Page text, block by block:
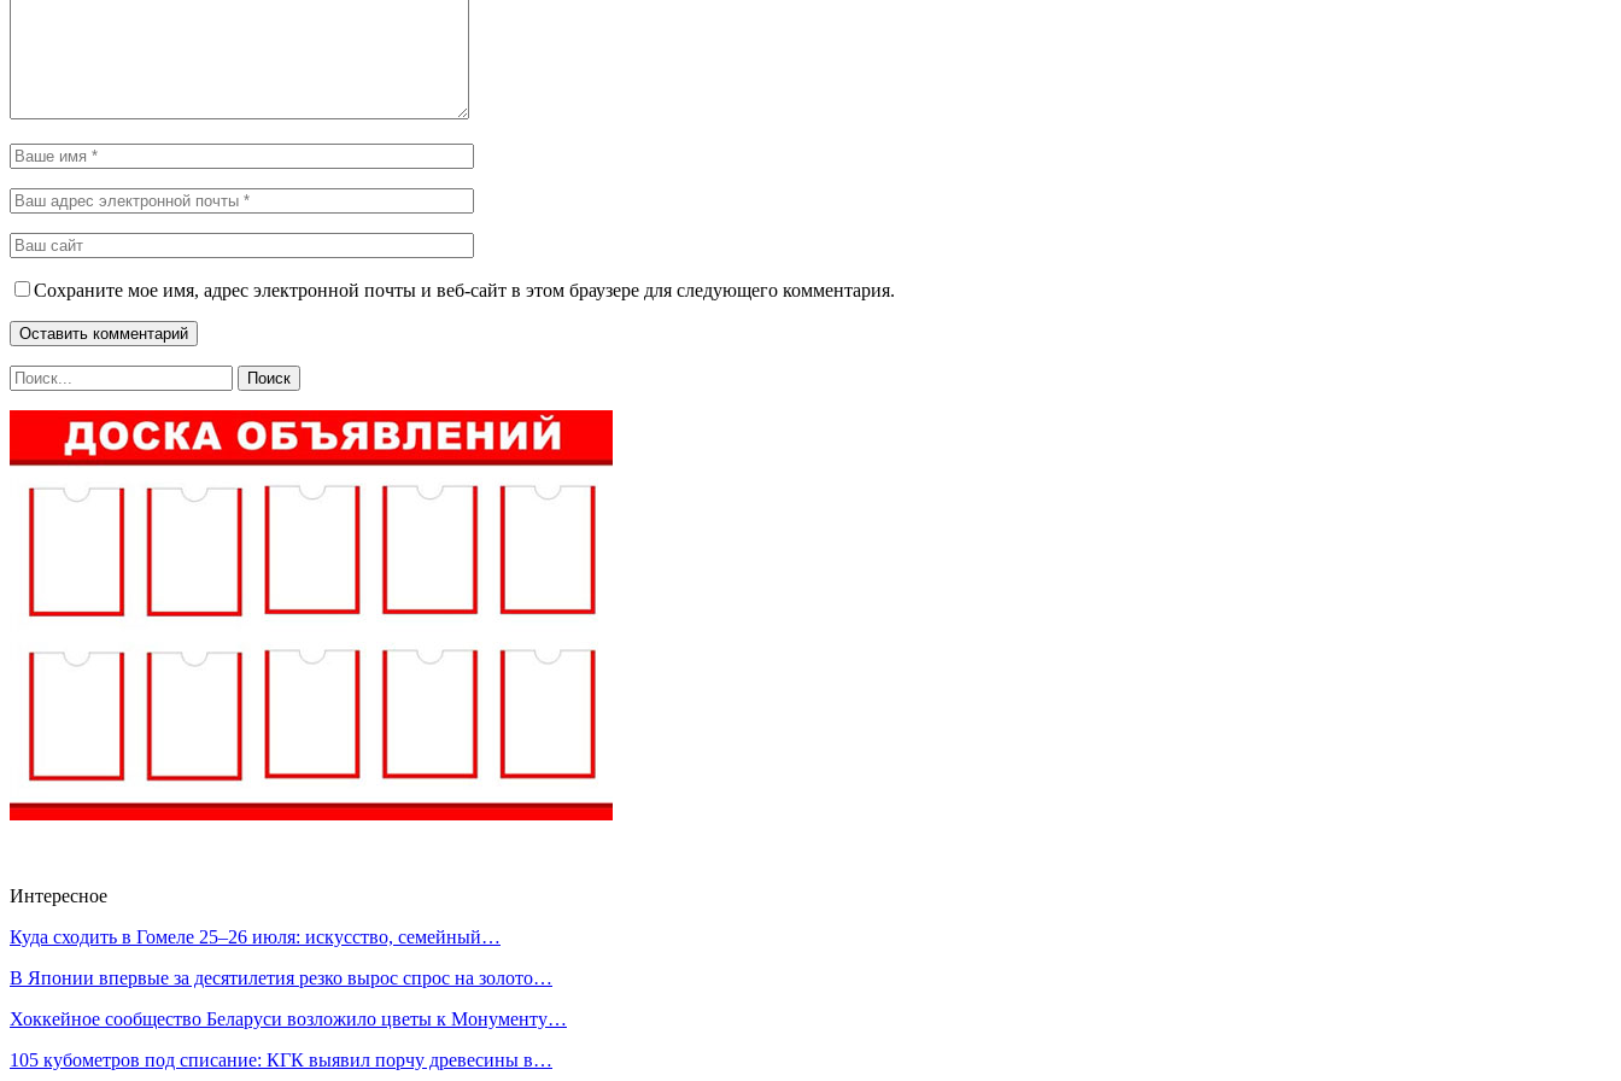
Сохраните мое имя, адрес электронной почты и веб-сайт в этом браузере для следующего комментария.
Интересное
Куда сходить в Гомеле 25–26 июля: искусство, семейный…
В Японии впервые за десятилетия резко вырос спрос на золото…
Хоккейное сообщество Беларуси возложило цветы к Монументу…
105 кубометров под списание: КГК выявил порчу древесины в…